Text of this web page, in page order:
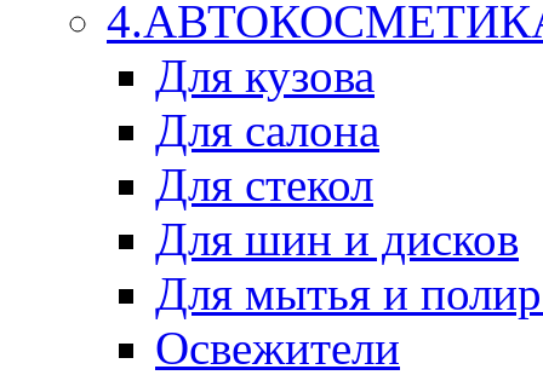
Для кузова
Для салона
Для стекол
Для шин и дисков
Для мытья и
Освежители